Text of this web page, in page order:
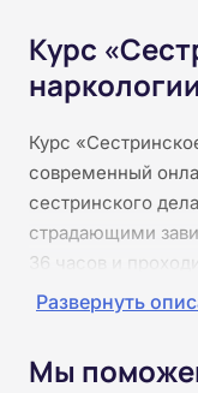
Курс
Курс
современный
сестринского
страдающими
36 часов и
позволяет
зависимости,
Развернуть
Мы